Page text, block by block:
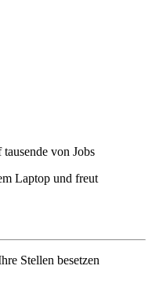
von Jobs
Stellen besetzen